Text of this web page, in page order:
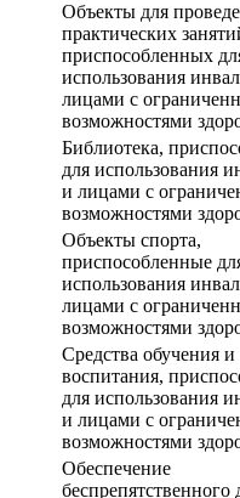
Объекты для
практических
приспособленных
использования
лицами с
возможностями
Библиотека,
для использования
и лицами с
возможностями
Объекты спорта,
приспособленные
использования
лицами с
возможностями
Средства обучения и
воспитания,
для использования
и лицами с
возможностями
Обеспечение
беспрепятственного